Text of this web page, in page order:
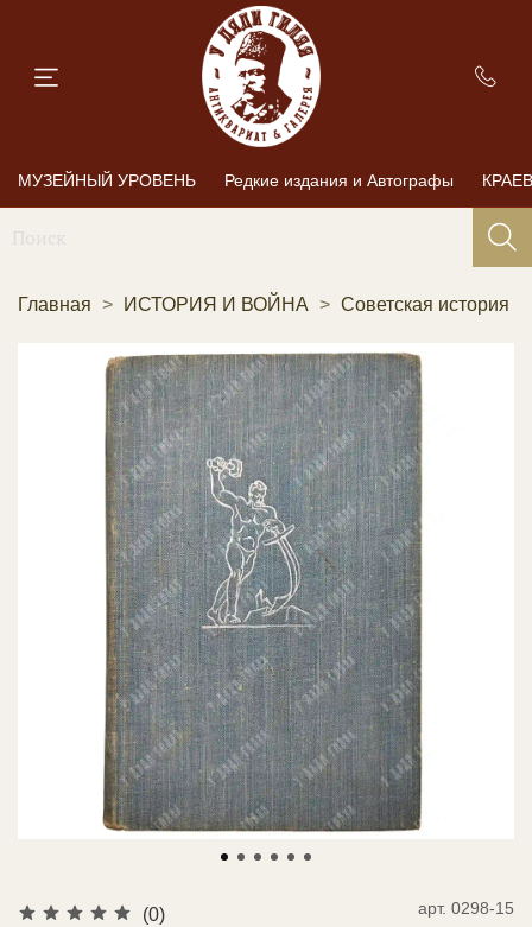
МУЗЕЙНЫЙ УРОВЕНЬ Редкие издания и Автографы
Главная ИСТОРИЯ И ВОЙНА Советская история
(0) арт. 0298-15